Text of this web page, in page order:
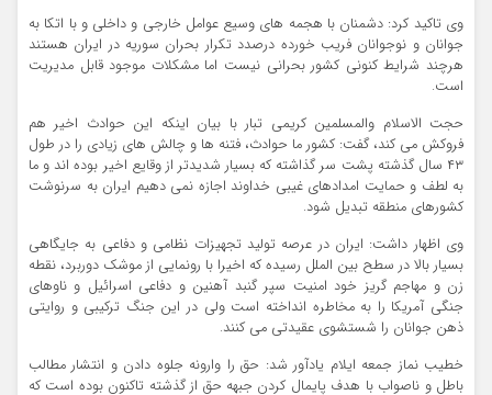
وی تاکید کرد: دشمنان با هجمه های وسیع عوامل خارجی و داخلی و با اتکا به
جوانان و نوجوانان فریب خورده درصدد تکرار بحران سوریه در ایران هستند
هرچند شرایط کنونی کشور بحرانی نیست اما مشکلات موجود قابل مدیریت
است.
حجت الاسلام والمسلمین کریمی تبار با بیان اینکه این حوادث اخیر هم
فروکش می کند، گفت: کشور ما حوادث، فتنه ها و چالش های زیادی را در طول
۴۳ سال گذشته پشت سر گذاشته که بسیار شدیدتر از وقایع اخیر بوده اند و ما
به لطف و حمایت امدادهای غیبی خداوند اجازه نمی دهیم ایران به سرنوشت
کشورهای منطقه تبدیل شود.
وی اظهار داشت: ایران در عرصه تولید تجهیزات نظامی و دفاعی به جایگاهی
بسیار بالا در سطح بین الملل رسیده که اخیرا با رونمایی از موشک دوربرد، نقطه
زن و مهاجم گریز خود امنیت سپر گنبد آهنین و دفاعی اسرائیل و ناوهای
جنگی آمریکا را به مخاطره انداخته است ولی در این جنگ ترکیبی و روایتی
ذهن جوانان را شستشوی عقیدتی می کنند.
خطیب نماز جمعه ایلام یادآور شد: حق را وارونه جلوه دادن و انتشار مطالب
باطل و ناصواب با هدف پایمال کردن جبهه حق از گذشته تاکنون بوده است که